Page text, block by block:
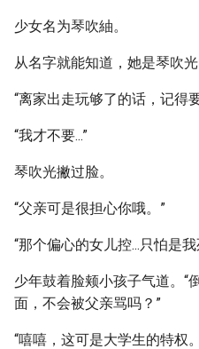
少女名为琴吹紬。
从名字就能知道，她是琴吹光
“离家出走玩够了的话，记得
“我才不要...”
琴吹光撇过脸。
“父亲可是很担心你哦。”
“那个偏心的女儿控...只怕是
少年鼓着脸颊小孩子气道。“
面，不会被父亲骂吗？”
“嘻嘻，这可是大学生的特权